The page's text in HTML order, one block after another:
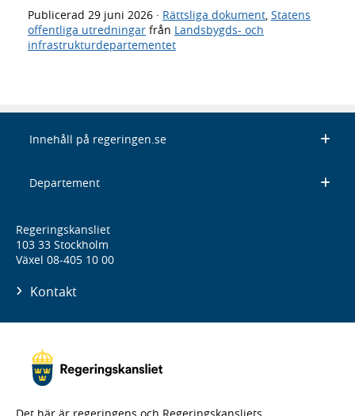
Publicerad 29 juni 2026 · Rättsliga dokument Statens
offentliga utredningar från Landsbygds- och
infrastrukturdepartementet
Innehåll på regeringen.se
Departement
Regeringskansliet
103 33 Stockholm
Växel 08-405 10 00
Kontakt